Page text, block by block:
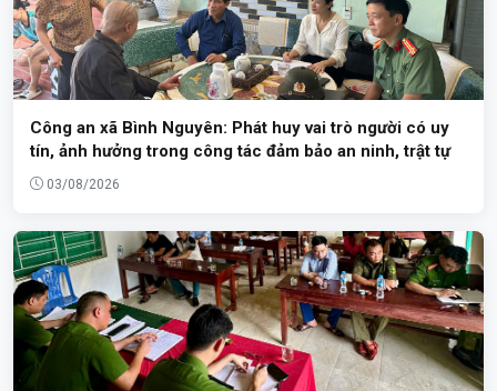
Công an xã Bình Nguyên: Phát huy vai trò người có uy
tín, ảnh hưởng trong công tác đảm bảo an ninh, trật tự
03/08/2026